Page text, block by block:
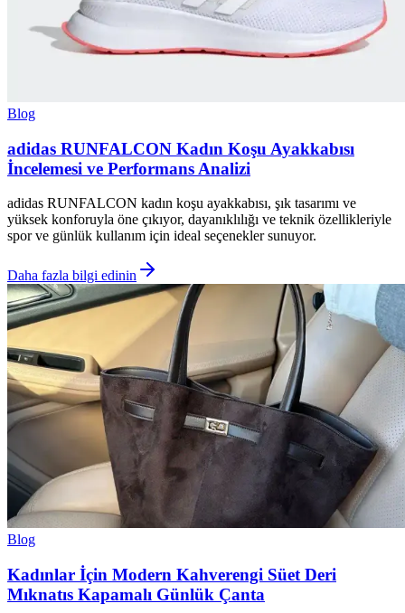
Blog
adidas RUNFALCON Kadın Koşu Ayakkabısı
İncelemesi ve Performans Analizi
adidas RUNFALCON kadın koşu ayakkabısı, şık tasarımı ve
yüksek konforuyla öne çıkıyor, dayanıklılığı ve teknik özellikleriyle
spor ve günlük kullanım için ideal seçenekler sunuyor.
Daha fazla bilgi edinin
Blog
Kadınlar İçin Modern Kahverengi Süet Deri
Mıknatıs Kapamalı Günlük Çanta